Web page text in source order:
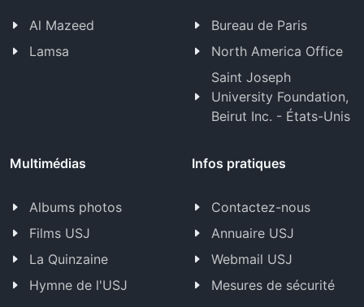
Al Mazeed
Lamsa
Bureau de Paris
North America Office
Saint Joseph
University Foundation,
Beirut Inc. - États-Unis
Multimédias
Albums photos
Films USJ
La Quinzaine
Hymne de l'USJ
Infos pratiques
Contactez-nous
Annuaire USJ
Webmail USJ
Mesures de sécurité